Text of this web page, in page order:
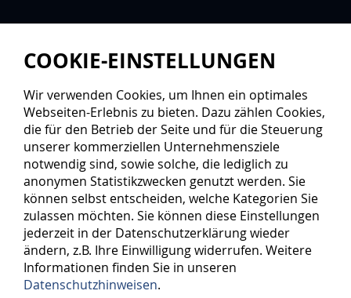
COOKIE-EINSTELLUNGEN
Wir verwenden Cookies, um Ihnen ein optimales
Webseiten-Erlebnis zu bieten. Dazu zählen Cookies,
die für den Betrieb der Seite und für die Steuerung
unserer kommerziellen Unternehmensziele
notwendig sind, sowie solche, die lediglich zu
anonymen Statistikzwecken genutzt werden. Sie
können selbst entscheiden, welche Kategorien Sie
zulassen möchten. Sie können diese Einstellungen
jederzeit in der Datenschutzerklärung wieder
ändern, z.B. Ihre Einwilligung widerrufen. Weitere
Informationen finden Sie in unseren
Datenschutzhinweisen.